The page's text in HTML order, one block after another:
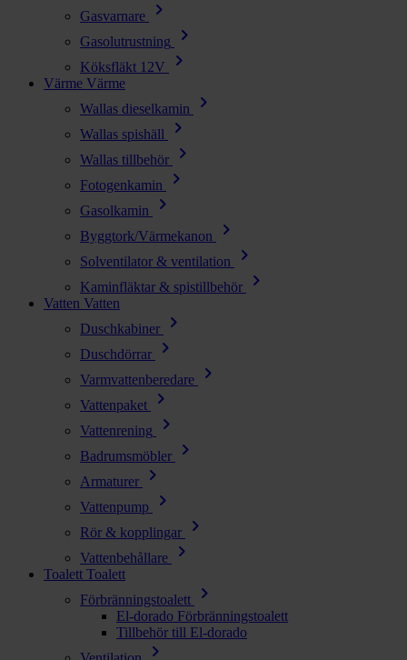
Gasvarnare chevron_right
Gasolutrustning chevron_right
Köksfläkt 12V chevron_right
Värme Värme
Wallas dieselkamin
chevron_right
Wallas spishäll chevron_right
Wallas tillbehör chevron_right
Fotogenkamin chevron_right
Gasolkamin chevron_right
Byggtork/Värmekanon chevron_right
Solventilator & ventilation chevron_right
Kaminfläktar & spistillbehör chevron_right
Vatten Vatten
Duschkabiner
chevron_right
Duschdörrar chevron_right
Varmvattenberedare chevron_right
Vattenpaket chevron_right
Vattenrening chevron_right
Badrumsmöbler chevron_right
Armaturer chevron_right
Vattenpump chevron_right
Rör & kopplingar chevron_right
Vattenbehållare chevron_right
Toalett Toalett
Förbränningstoalett
chevron_right
El-dorado Förbränningstoalett
Tillbehör till El-dorado
chevron_right